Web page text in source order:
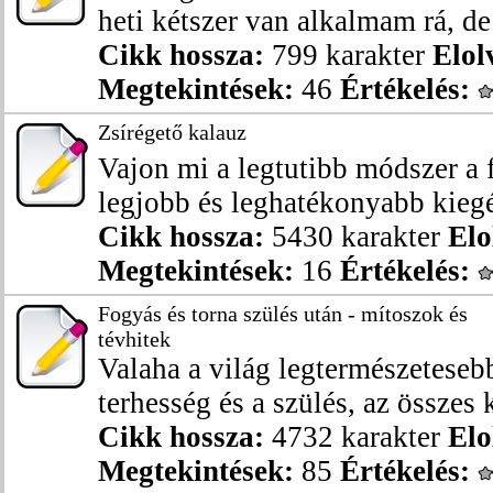
heti kétszer van alkalmam rá,
Cikk hossza: 799 karakter
Megtekintések: 46 Értékelés:
Zsírégető kalauz
Vajon mi a legtutibb módszer a
legjobb és leghatékonyabb
Cikk hossza: 5430 karakter
Megtekintések: 16 Értékelés:
Fogyás és torna szülés után - mítoszok és
tévhitek
Valaha a világ
terhesség és a szülés, az összes
Cikk hossza: 4732 karakter
Megtekintések: 85 Értékelés: